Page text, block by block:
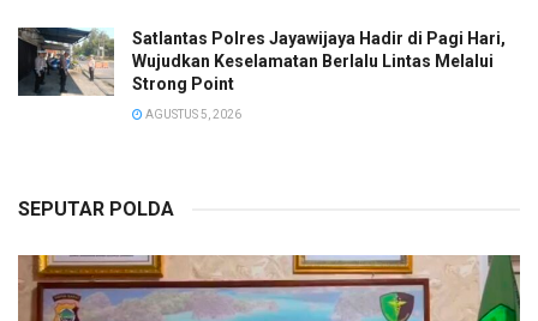
Satlantas Polres Jayawijaya Hadir di Pagi Hari,
Wujudkan Keselamatan Berlalu Lintas Melalui
Strong Point
AGUSTUS 5, 2026
SEPUTAR POLDA